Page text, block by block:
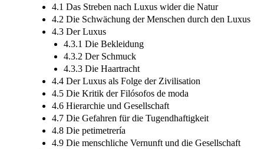
4.1 Das Streben nach Luxus wider die Natur
4.2 Die Schwächung der Menschen durch den Luxus
4.3 Der Luxus
4.3.1 Die Bekleidung
4.3.2 Der Schmuck
4.3.3 Die Haartracht
4.4 Der Luxus als Folge der Zivilisation
4.5 Die Kritik der Filósofos de moda
4.6 Hierarchie und Gesellschaft
4.7 Die Gefahren für die Tugendhaftigkeit
4.8 Die petimetrería
4.9 Die menschliche Vernunft und die Gesellschaft